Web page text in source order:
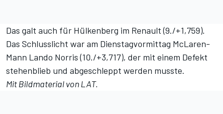
Das galt auch für Hülkenberg im Renault (9./+1,759).
Das Schlusslicht war am Dienstagvormittag McLaren-
Mann Lando Norris (10./+3,717), der mit einem Defekt
stehenblieb und abgeschleppt werden musste.
Mit Bildmaterial von LAT.